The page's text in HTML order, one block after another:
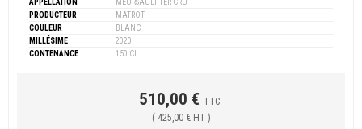
APPELLATION
MEURSAULT 1ER CRU
PRODUCTEUR
MATROT
COULEUR
BLANC
MILLÉSIME
2020
CONTENANCE
150 CL
510,00 € TTC
( 425,00 € HT )